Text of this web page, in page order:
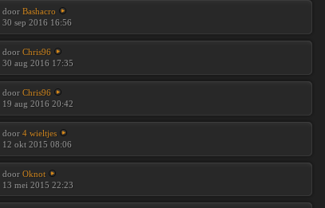
door Bashacro
30 sep 2016 16:56
door Chris96
30 aug 2016 17:35
door Chris96
19 aug 2016 20:42
door 4 wieltjes
12 okt 2015 08:06
door Oknot
13 mei 2015 22:23